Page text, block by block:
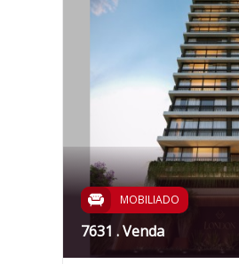
MOBILIADO
7631 . Venda